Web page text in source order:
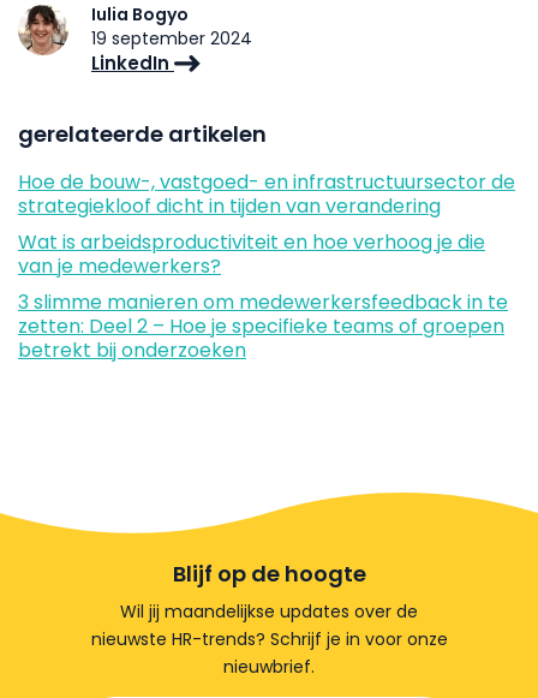
Iulia Bogyo
19 september 2024
LinkedIn
gerelateerde artikelen
Hoe de bouw-, vastgoed- en infrastructuursector de
strategiekloof dicht in tijden van verandering
Wat is arbeidsproductiviteit en hoe verhoog je die
van je medewerkers?
3 slimme manieren om medewerkersfeedback in te
zetten: Deel 2 – Hoe je specifieke teams of groepen
betrekt bij onderzoeken
Blijf op de hoogte
Wil jij maandelijkse updates over de
nieuwste HR-trends? Schrijf je in voor onze
nieuwbrief.